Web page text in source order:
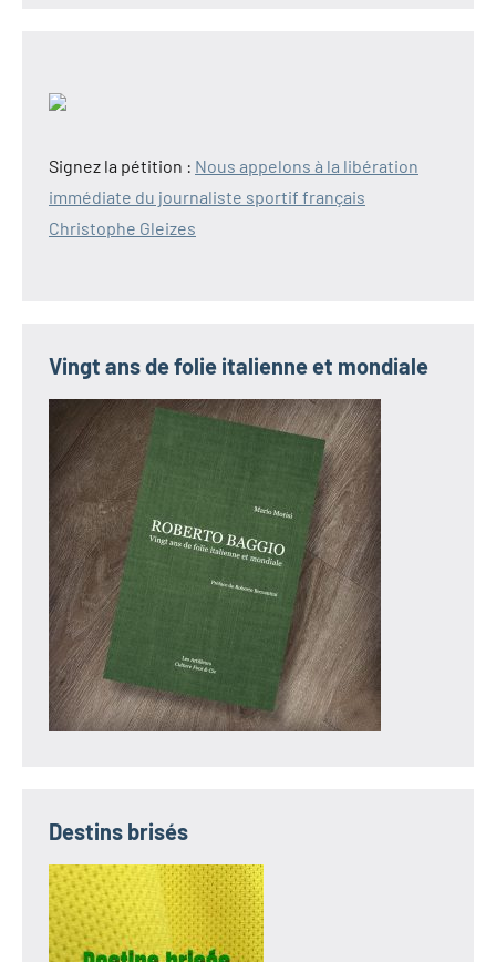
Signez la pétition : Nous appelons à la libération
immédiate du journaliste sportif français
Christophe Gleizes
Vingt ans de folie italienne et mondiale
Destins brisés